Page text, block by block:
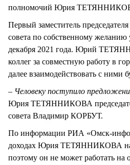
полномочий Юрия
Первый заместитель
совета по собственному желанию
декабря 2021 года. Юрий
коллег за совместную работу в
далее взаимодействовать с ними
– Человеку поступило
Юрия ТЕТЯННИКОВА
совета Владимир КОРБУТ.
По информации РИА «Омск-
доходах Юрия ТЕТЯННИКОВА
поэтому он не может работать на